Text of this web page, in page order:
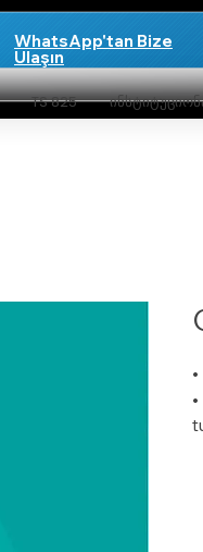
WhatsApp'tan Bize
Ulaşın
TS 825